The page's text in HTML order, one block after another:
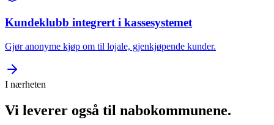
Kundeklubb integrert i kassesystemet
Gjør anonyme kjøp om til lojale, gjenkjøpende kunder.
I nærheten
Vi leverer også til nabokommunene.